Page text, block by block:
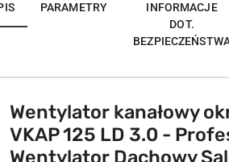
PARAMETRY
INFORMACJE
DOT.
Wentylator kanałowy
VKAP 125 LD 3.0 -
Wentylator Dachowy